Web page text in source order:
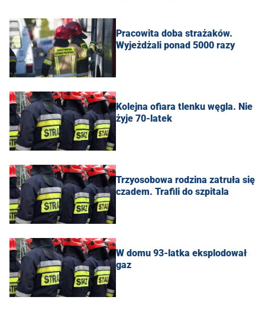
Pracowita doba strażaków.
Wyjeżdżali ponad 5000 razy
Kolejna ofiara tlenku węgla. Nie
żyje 70-latek
Trzyosobowa rodzina zatruła się
czadem. Trafili do szpitala
W domu 93-latka eksplodował
gaz